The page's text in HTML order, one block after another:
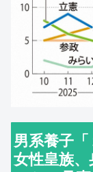
男系養子
女性皇族